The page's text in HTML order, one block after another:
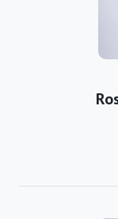
https://
https://
https://
https://